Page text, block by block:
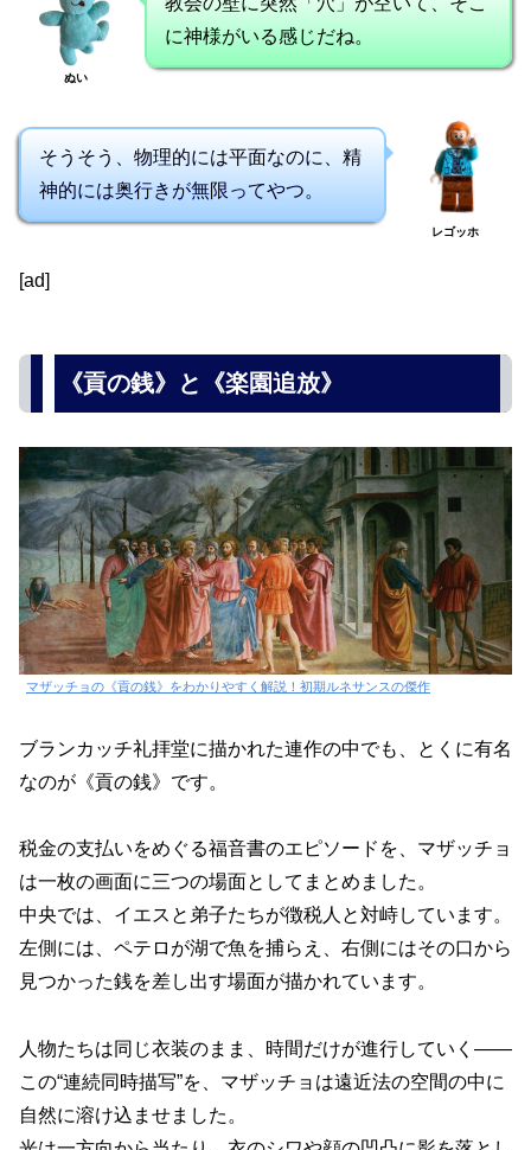
ぬい
に神様がいる感じだね。
そうそう、物理的には平面なのに、精
神的には奥行きが無限ってやつ。
レゴッホ
[ad]
《貢の銭》と《楽園追放》
マザッチョの《貢の銭》をわかりやすく解説！初期ルネサンスの傑作
ブランカッチ礼拝堂に描かれた連作の中でも、とくに有名
なのが《貢の銭》です。
税金の支払いをめぐる福音書のエピソードを、マザッチョ
は一枚の画面に三つの場面としてまとめました。
中央では、イエスと弟子たちが徴税人と対峙しています。
左側には、ペテロが湖で魚を捕らえ、右側にはその口から
見つかった銭を差し出す場面が描かれています。
人物たちは同じ衣装のまま、時間だけが進行していく――
この“連続同時描写”を、マザッチョは遠近法の空間の中に
自然に溶け込ませました。